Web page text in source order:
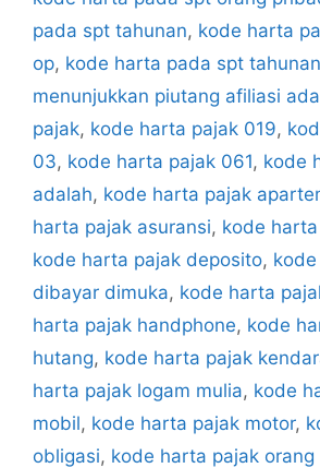
pada spt tahunan, kode harta
op, kode harta pada spt
menunjukkan piutang afiliasi
pajak, kode harta pajak 019,
03, kode harta pajak 061, kode
adalah, kode harta pajak
harta pajak asuransi, kode
kode harta pajak deposito,
dibayar dimuka, kode harta
harta pajak handphone, kode
hutang, kode harta pajak
harta pajak logam mulia, kode
mobil, kode harta pajak motor,
obligasi, kode harta pajak orang